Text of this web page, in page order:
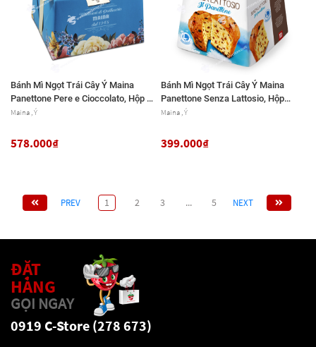
Bánh Mì Ngọt Trái Cây Ý Maina
Panettone Pere e Cioccolato, Hộp 1
Kg (35.27 Oz.)
Maina , Ý
578.000₫
Bánh Mì Ngọt Trái Cây Ý Maina
Panettone Senza Lattosio, Hộp
750g (26.45 Oz.)
Maina , Ý
399.000₫
PREV 1 2 3 ... 5 NEXT
ĐẶT
HÀNG
GỌI NGAY
0919 C-Store (278 673)